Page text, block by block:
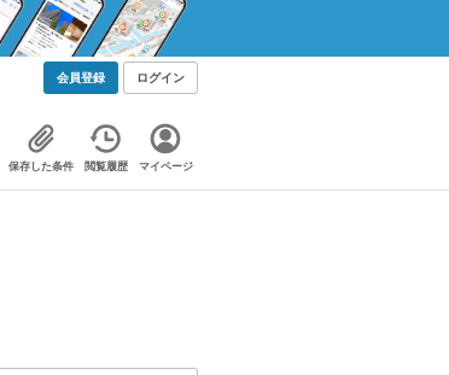
会員登録 ログイン
保存した条件 閲覧履歴 マイページ